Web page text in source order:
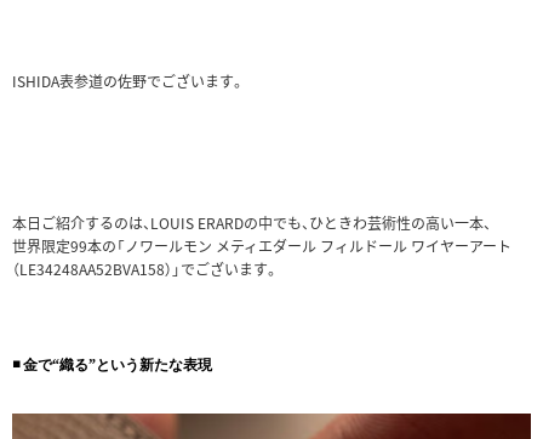
ISHIDA表参道の佐野でございます。
本日ご紹介するのは、LOUIS ERARDの中でも、ひときわ芸術性の高い一本、
世界限定99本の「ノワールモン メティエダール フィルドール ワイヤーアート
（LE34248AA52BVA158）」でございます。
◾️ 金で“織る”という新たな表現